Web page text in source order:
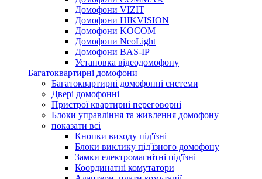
Домофони VIZIT
Домофони HIKVISION
Домофони KOCOM
Домофони NeoLight
Домофони BAS-IP
Установка відеодомофону
Багатоквартирні домофони
Багатоквартирні домофонні системи
Двері домофонні
Пристрої квартирні переговорні
Блоки управління та живлення домофону
показати всі
Кнопки виходу під'їзні
Блоки виклику під'їзного домофону
Замки електромагнітні під'їзні
Координатні комутатори